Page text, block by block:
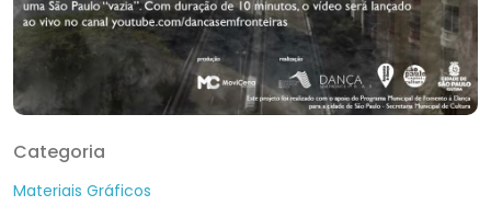
Categoria
Materiais Gráficos